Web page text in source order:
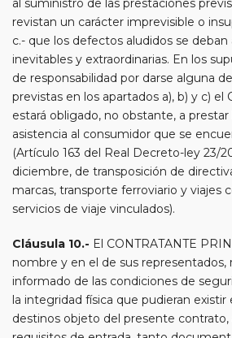
al suministro de las prestaciones
revistan un carácter imprevisible o
c.- que los defectos aludidos se deban
inevitables y extraordinarias. En los
de responsabilidad por darse alguna
previstas en los apartados a), b) y c) el
estará obligado, no obstante, a prestar
asistencia al consumidor que se
(Artículo 163 del Real Decreto-ley 23/
diciembre, de transposición de
marcas, transporte ferroviario y viajes
servicios de viaje vinculados).
Cláusula 10.- El CONTRATANTE
nombre y en el de sus representados,
informado de las condiciones de
la integridad física que pudieran existir
destinos objeto del presente contrato,